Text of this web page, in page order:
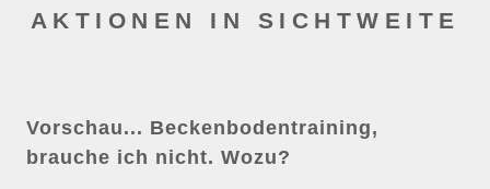
AKTIONEN IN SICHTWEITE
Vorschau... Beckenbodentraining,
brauche ich nicht. Wozu?